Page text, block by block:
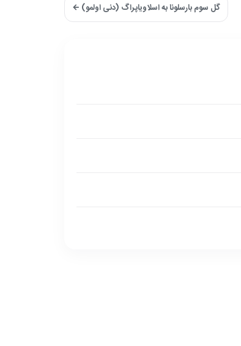
گل سوم بارسلونا به اسلاویاپراگ (دنی اولمو) ←